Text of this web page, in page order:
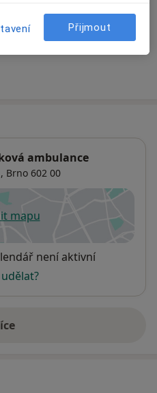
ambulance
, Brno 602 00
mapu
se otevře v nové záložce
není aktivní
o adrese
Přijmout